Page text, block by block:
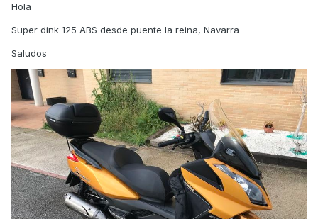
Hola
Super dink 125 ABS desde puente la reina, Navarra
Saludos